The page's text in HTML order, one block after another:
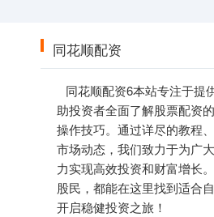
同花顺配资
同花顺配资6本站专注于提
助投资者全面了解股票配资
操作技巧。通过详尽的教程
市场动态，我们致力于为广
力实现高效投资和财富增长
股民，都能在这里找到适合
开启稳健投资之旅！